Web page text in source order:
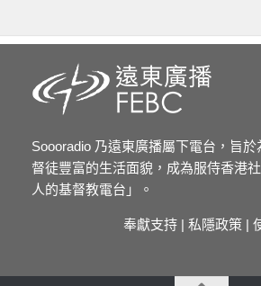
Soooradio 乃遠東廣播屬下電台，旨
督徒豐富的生活面貌，成為服侍香港
人的基督教電台」。
奉獻支持 | 私隱政策 |